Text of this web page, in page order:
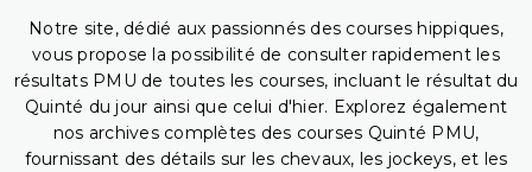
Notre site, dédié aux passionnés des courses hippiques,
vous propose la possibilité de consulter rapidement les
résultats PMU de toutes les courses, incluant le résultat du
Quinté du jour ainsi que celui d'hier. Explorez également
nos archives complètes des courses Quinté PMU,
fournissant des détails sur les chevaux, les jockeys, et les